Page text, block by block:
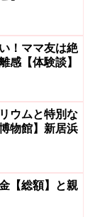
！ママ友は絶
感【体験談】
ウムと特別な
物館】新居浜
【総額】と親